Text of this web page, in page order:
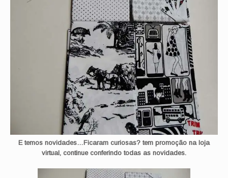
E temos novidades…Ficaram curiosas? tem promoção na loja
virtual, continue conferindo todas as novidades.